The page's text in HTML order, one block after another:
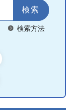
検索方法